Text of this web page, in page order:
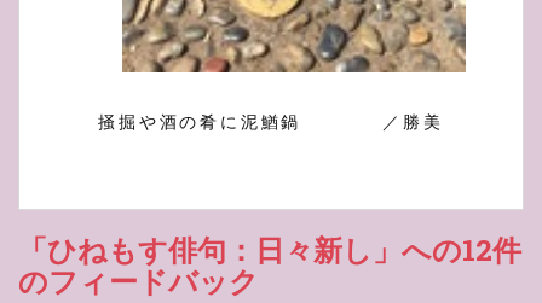
掻掘や酒の肴に泥鰌鍋 ／勝美
「ひねもす俳句：日々新し」への12件
のフィードバック